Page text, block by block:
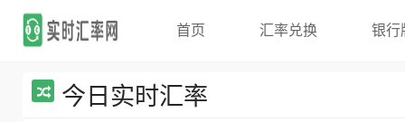
首页 汇率兑换 银行
今日实时汇率